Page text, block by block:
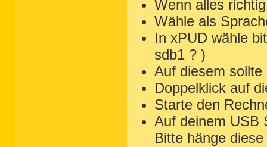
Wenn alles
Wähle als
In xPUD wähle
sdb1 ? )
Auf diesem
Doppelklick auf
Starte den
Auf deinem USB
Bitte hänge